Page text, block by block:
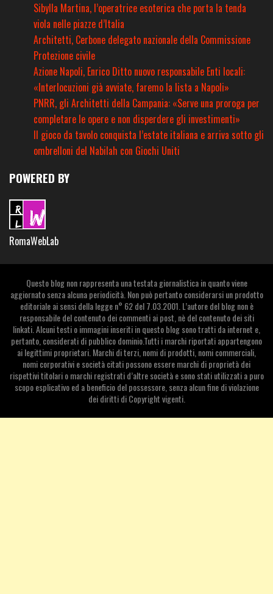
Sibylla Martina, l’operatrice esoterica che porta la tenda
viola nelle piazze d’Italia
Architetti, Cerbone delegato nazionale della Commissione
Protezione civile
Azione Napoli, Enrico Ditto nuovo responsabile Enti locali:
«Interlocuzioni già avviate, faremo la lista a Napoli»
PNRR, gli Architetti della Campania: «Serve una proroga per
completare le opere e non disperdere gli investimenti»
Il gioco da tavolo conquista l’estate italiana e arriva sotto gli
ombrelloni del Nabilah con Giochi Uniti
POWERED BY
RomaWebLab
Questo blog non rappresenta una testata giornalistica in quanto viene
aggiornato senza alcuna periodicità. Non può pertanto considerarsi un prodotto
editoriale ai sensi della legge n° 62 del 7.03.2001. L’autore del blog non è
responsabile del contenuto dei commenti ai post, nè del contenuto dei siti
linkati. Alcuni testi o immagini inseriti in questo blog sono tratti da internet e,
pertanto, considerati di pubblico dominio.Tutti i marchi riportati appartengono
ai legittimi proprietari. Marchi di terzi, nomi di prodotti, nomi commerciali,
nomi corporativi e società citati possono essere marchi di proprietà dei
rispettivi titolari o marchi registrati d’altre società e sono stati utilizzati a puro
scopo esplicativo ed a beneficio del possessore, senza alcun fine di violazione
dei diritti di Copyright vigenti.